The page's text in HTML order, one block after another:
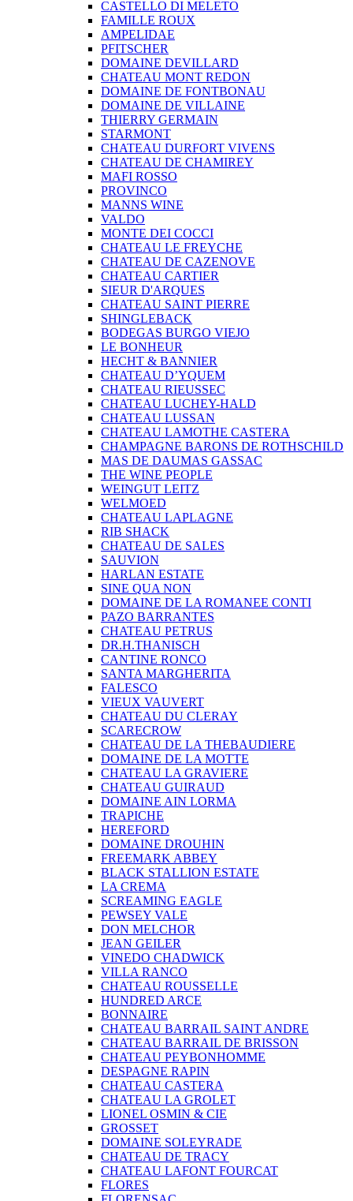
CASTELLO DI MELETO
FAMILLE ROUX
AMPELIDAE
PFITSCHER
DOMAINE DEVILLARD
CHATEAU MONT REDON
DOMAINE DE FONTBONAU
DOMAINE DE VILLAINE
THIERRY GERMAIN
STARMONT
CHATEAU DURFORT VIVENS
CHATEAU DE CHAMIREY
MAFI ROSSO
PROVINCO
MANNS WINE
VALDO
MONTE DEI COCCI
CHATEAU LE FREYCHE
CHATEAU DE CAZENOVE
CHATEAU CARTIER
SIEUR D'ARQUES
CHATEAU SAINT PIERRE
SHINGLEBACK
BODEGAS BURGO VIEJO
LE BONHEUR
HECHT & BANNIER
CHATEAU D’YQUEM
CHATEAU RIEUSSEC
CHATEAU LUCHEY-HALD
CHATEAU LUSSAN
CHATEAU LAMOTHE CASTERA
CHAMPAGNE BARONS DE ROTHSCHILD
MAS DE DAUMAS GASSAC
THE WINE PEOPLE
WEINGUT LEITZ
WELMOED
CHATEAU LAPLAGNE
RIB SHACK
CHATEAU DE SALES
SAUVION
HARLAN ESTATE
SINE QUA NON
DOMAINE DE LA ROMANEE CONTI
PAZO BARRANTES
CHATEAU PETRUS
DR.H.THANISCH
CANTINE RONCO
SANTA MARGHERITA
FALESCO
VIEUX VAUVERT
CHATEAU DU CLERAY
SCARECROW
CHATEAU DE LA THEBAUDIERE
DOMAINE DE LA MOTTE
CHATEAU LA GRAVIERE
CHATEAU GUIRAUD
DOMAINE AIN LORMA
TRAPICHE
HEREFORD
DOMAINE DROUHIN
FREEMARK ABBEY
BLACK STALLION ESTATE
LA CREMA
SCREAMING EAGLE
PEWSEY VALE
DON MELCHOR
JEAN GEILER
VINEDO CHADWICK
VILLA RANCO
CHATEAU ROUSSELLE
HUNDRED ARCE
BONNAIRE
CHATEAU BARRAIL SAINT ANDRE
CHATEAU BARRAIL DE BRISSON
CHATEAU PEYBONHOMME
DESPAGNE RAPIN
CHATEAU CASTERA
CHATEAU LA GROLET
LIONEL OSMIN & CIE
GROSSET
DOMAINE SOLEYRADE
CHATEAU DE TRACY
CHATEAU LAFONT FOURCAT
FLORES